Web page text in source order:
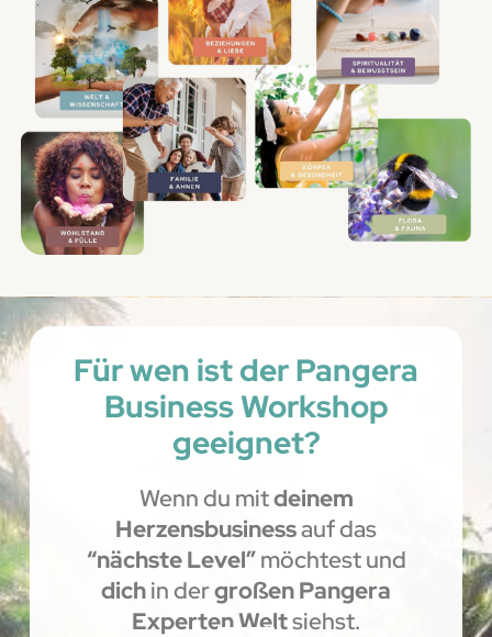
Für wen ist der Pangera
Business Workshop
geeignet?
Wenn du mitdeinem
Herzensbusinessauf das
“nächste Level”möchtest und
dichin dergroßen Pangera
Experten Weltsiehst.